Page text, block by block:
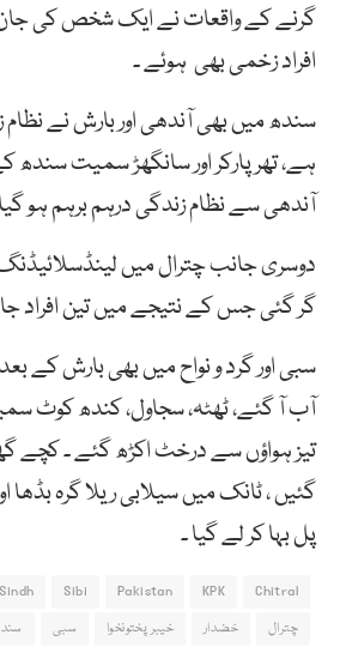
گرنے کے واقعات نے ایک شخص کی
افراد زخمی بھی ہوئے ۔
سندھ میں بھی آندھی اور بارش نے نظام
ہے، تھرپارکر اور سانگھڑ سمیت سندھ
آندھی سے نظام زندگی درہم برہم ہو
دوسری جانب چترال میں
گر گئی جس کے نتیجے میں تین افراد
سبی اور گرد و نواح میں بھی بارش کے
آب آ گئے، ٹھٹہ، سجاول، کندھ کوٹ
تیز ہواؤں سے درخٹ اکڑھ گئے ۔ کچے
گئیں ، ٹانک میں سیلابی ریلا گرہ بڈھا
پل بہا کر لے گیا ۔
Chitral
KPK
Pakistan
Sibi
Sindh
چترال
خضدار خیبر پختونخوا سبی